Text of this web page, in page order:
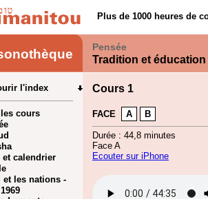
Plus de 1000 heures de
Pensée
Tradition et éducation
l'index
cours
et calendrier
et les nations -
Cours 1
FACE A B
Durée : 44,8 minutes
Face A
Ecouter sur iPhone